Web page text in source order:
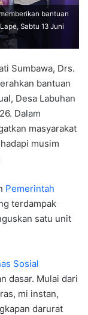
bantuan
Sabtu 13 Juni
Sumbawa, Drs.
bantuan
Desa Labuhan
Dalam
masyarakat
musim
Pemerintah
terdampak
satu unit
Sosial
dasar. Mulai dari
mi instan,
darurat